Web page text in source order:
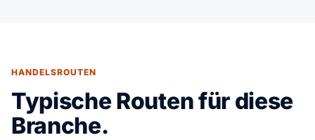
HANDELSROUTEN
Typische Routen für diese
Branche.